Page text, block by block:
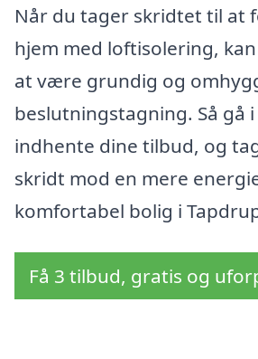
Når du tager skridtet til at
hjem med loftisolering,
at være grundig og
beslutningstagning. Så gå
indhente dine tilbud, og
skridt mod en mere
komfortabel bolig i
Få 3 tilbud, gratis og